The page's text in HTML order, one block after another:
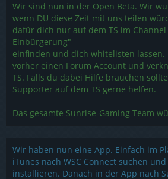
Wir sind nun in der Open Beta. Wir
wenn DU diese Zeit mit uns teilen
dafür dich nur auf dem TS im
Einbürgerung"
einfinden und dich whitelisten
vorher einen Forum Account und
TS. Falls du dabei Hilfe brauchen
Supporter auf dem TS gerne helfen.
Das gesamte Sunrise-Gaming Team
Wir haben nun eine App. Einfach im
iTunes nach WSC Connect suchen
installieren. Danach in der App nach